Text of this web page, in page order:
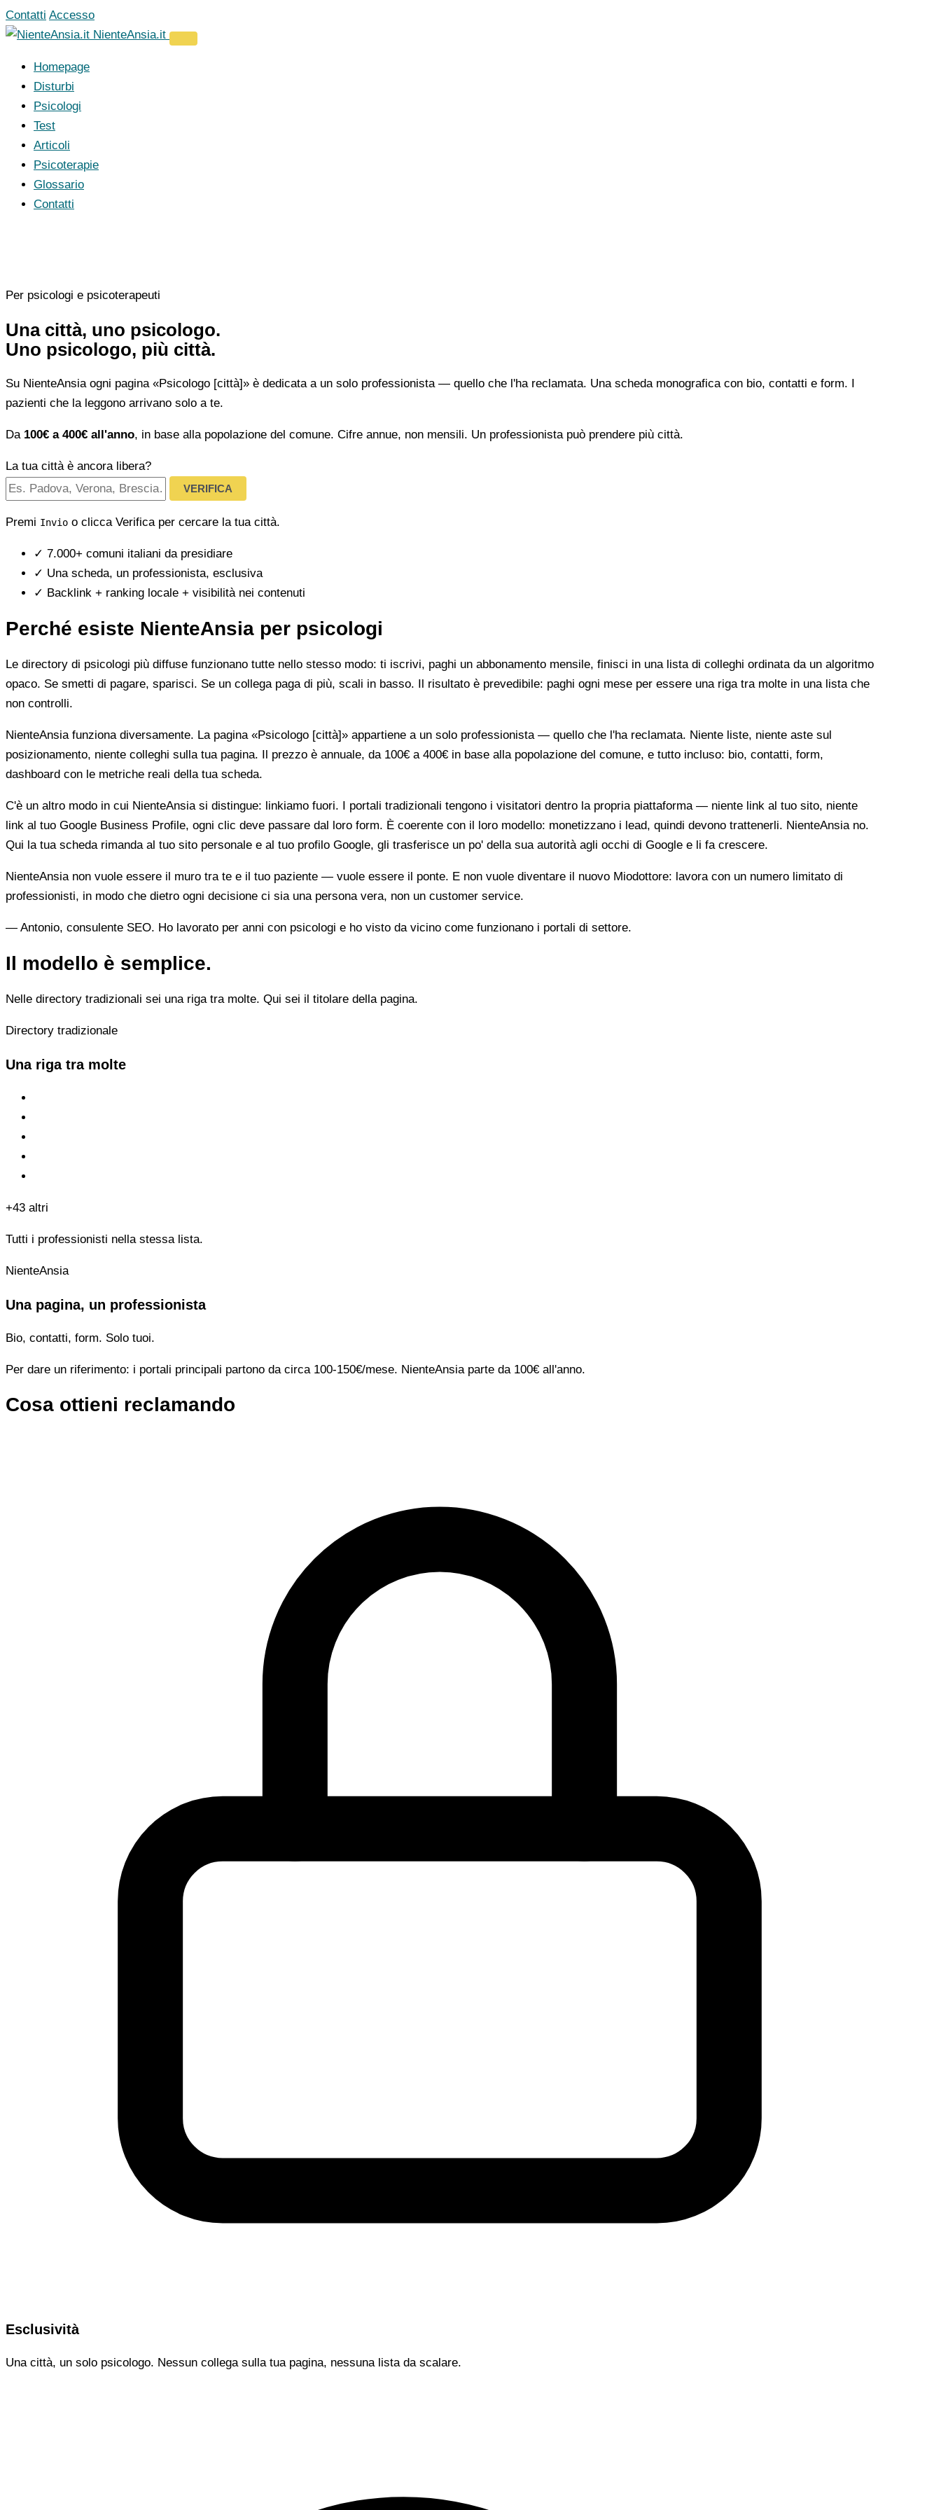
Vai
al
Contatti Accesso
NienteAnsia.it
Homepage
Disturbi
Psicologi
Test
Articoli
Psicoterapie
Glossario
Contatti
Per psicologi e psicoterapeuti
Una città, uno psicologo.
Uno psicologo, più città.
Su NienteAnsia ogni pagina «Psicologo [città]» è dedicata a un solo professionista — quello che l'ha reclamata. Una scheda monografica con bio, contatti e form. I
pazienti che la leggono arrivano solo a te.
Da 100€ a 400€ all'anno, in base alla popolazione del comune. Cifre annue, non mensili. Un professionista può prendere più città.
La tua città è ancora libera?
VERIFICA
Premi Invio o clicca Verifica per cercare la tua città.
✓ 7.000+ comuni italiani da presidiare
✓ Una scheda, un professionista, esclusiva
✓ Backlink + ranking locale + visibilità nei contenuti
Perché esiste NienteAnsia per psicologi
Le directory di psicologi più diffuse funzionano tutte nello stesso modo: ti iscrivi, paghi un abbonamento mensile, finisci in una lista di colleghi ordinata da un algoritmo
opaco. Se smetti di pagare, sparisci. Se un collega paga di più, scali in basso. Il risultato è prevedibile: paghi ogni mese per essere una riga tra molte in una lista che
non controlli.
NienteAnsia funziona diversamente. La pagina «Psicologo [città]» appartiene a un solo professionista — quello che l'ha reclamata. Niente liste, niente aste sul
posizionamento, niente colleghi sulla tua pagina. Il prezzo è annuale, da 100€ a 400€ in base alla popolazione del comune, e tutto incluso: bio, contatti, form,
dashboard con le metriche reali della tua scheda.
C'è un altro modo in cui NienteAnsia si distingue: linkiamo fuori. I portali tradizionali tengono i visitatori dentro la propria piattaforma — niente link al tuo sito, niente
link al tuo Google Business Profile, ogni clic deve passare dal loro form. È coerente con il loro modello: monetizzano i lead, quindi devono trattenerli. NienteAnsia no.
Qui la tua scheda rimanda al tuo sito personale e al tuo profilo Google, gli trasferisce un po' della sua autorità agli occhi di Google e li fa crescere.
NienteAnsia non vuole essere il muro tra te e il tuo paziente — vuole essere il ponte. E non vuole diventare il nuovo Miodottore: lavora con un numero limitato di
professionisti, in modo che dietro ogni decisione ci sia una persona vera, non un customer service.
— Antonio, consulente SEO. Ho lavorato per anni con psicologi e ho visto da vicino come funzionano i portali di settore.
Il modello è semplice.
Nelle directory tradizionali sei una riga tra molte. Qui sei il titolare della pagina.
Directory tradizionale
Una riga tra molte
+43 altri
Tutti i professionisti nella stessa lista.
NienteAnsia
Una pagina, un professionista
Bio, contatti, form. Solo tuoi.
Per dare un riferimento: i portali principali partono da circa 100-150€/mese. NienteAnsia parte da 100€ all'anno.
Cosa ottieni reclamando
Esclusività
Una città, un solo psicologo. Nessun collega sulla tua pagina, nessuna lista da scalare.